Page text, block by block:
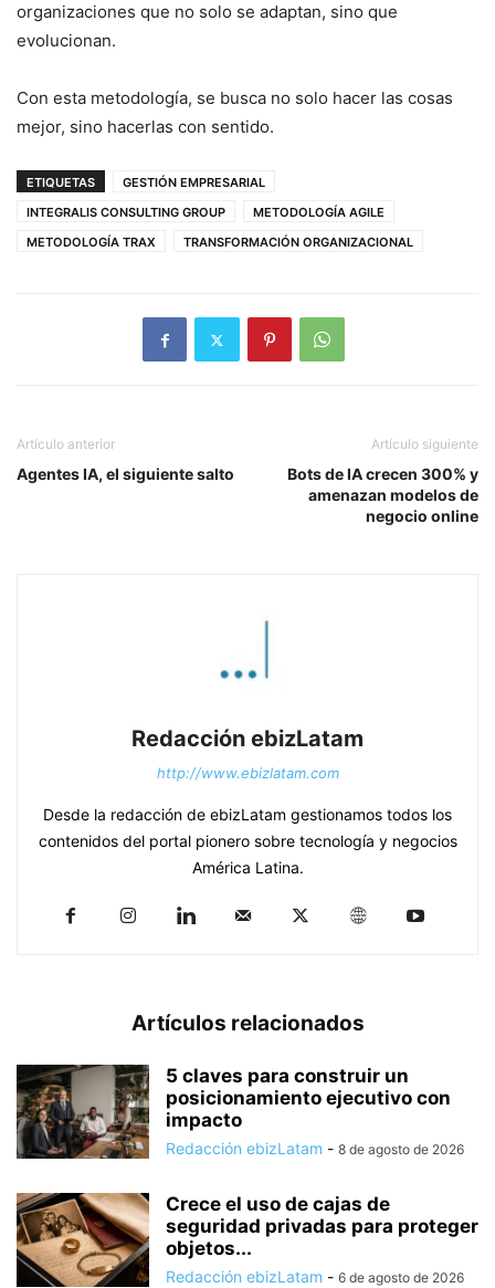
organizaciones que no solo se adaptan, sino que
evolucionan.
Con esta metodología, se busca no solo hacer las cosas
mejor, sino hacerlas con sentido.
ETIQUETAS
GESTIÓN EMPRESARIAL
INTEGRALIS CONSULTING GROUP
METODOLOGÍA AGILE
METODOLOGÍA TRAX
TRANSFORMACIÓN ORGANIZACIONAL
Artículo anterior
Agentes IA, el siguiente salto
Artículo siguiente
Bots de IA crecen 300% y
amenazan modelos de
negocio online
Redacción ebizLatam
http://www.ebizlatam.com
Desde la redacción de ebizLatam gestionamos todos los
contenidos del portal pionero sobre tecnología y negocios
América Latina.
Artículos relacionados
5 claves para construir un
posicionamiento ejecutivo con
impacto
Redacción ebizLatam - 8 de agosto de 2026
Crece el uso de cajas de
seguridad privadas para proteger
objetos...
Redacción ebizLatam - 6 de agosto de 2026